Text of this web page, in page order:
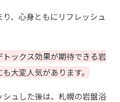
、心身ともにリフレッシュ
ックス効果が期待できる岩
大変人気があります。
ュした後は、札幌の岩盤浴